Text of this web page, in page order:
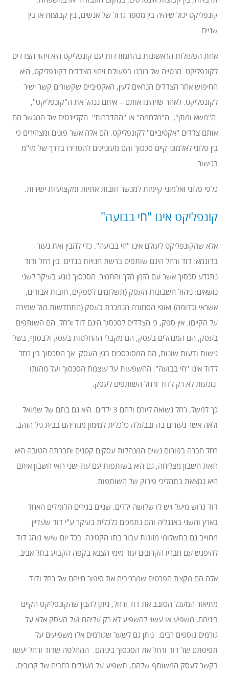
קונפליקט יכול שיהיה בין מספר גדול של אנשים, בין קבוצות או בין
שניים.
אחת הפעולות הראשונות בהתמודדות עם קונפליקט היא זיהוי הצדדים
לקונפליקט. הנטייה של רובנו בפעולת זיהוי הצדדים לקונפליקט, היא
החיפוש אחר הצדדים הנראים לעין, האקטיביים שקשורים קשר ישיר
לקונפליקט. לאחר שזיהינו אותם – איתם ננהל את ה"קונפליקט",
ה"משא ומתן", ה"מלחמה" או "ההדברות". הקליינטים של המגשר הם
אותם צדדים "אקטיביים" לקונפליקט. הם אלה אשר פונים ומצהירים כי
בין פלוני לאלמוני קיים סכסוך והם מעוניינים להסדירו בדרך של מו"מ
בגישור.
כלפי פלוני ואלמוני קיימות למגשר חובות אתיות ומקצועיות ישירות.
קונפליקט אינו "חי בבועה"
אלא שהקונפליקט לעולם אינו "חי בבועה". כדי להבין זאת נעזר
בדוגמא: דוד ורחל הינם שותפים ברשת חנויות בגדים. בין רחל ודוד
נתגלע סכסוך אשר עם הזמן הלך והחמיר. הסכסוך נוגע בעיקר לשני
נושאים: ניהול חשבונות העסק (תשלומים לספקים, חובות אבודים,
אשראי וכדומה) ואופי הסחורה הנמכרת בעסק (התחדשות מול שמירה
על הקיים). אין ספק, כי הצדדים לסכסוך הינם דוד ורחל. הם השותפים
בעסק, הם המנהלים בעסק, הם מקבלי ההחלטות בעסק ולבסוף, בשל
גישות ודעות שונות, הם המסוכסכים בגין העסק. אך הסכסוך בין רחל
לדוד אינו "חי בבועה". ההשפעות על עוצמת הסכסוך ועל מהותו
נוגעות לא רק לדוד ורחל השותפים לעסק.
כך למשל, רחל נשואה ליורם ולהם 3 ילדים. היא גם בתם של שמואל
ולאה אשר נעזרים בה ובבעלה כלכלית למימון מגוריהם בבית גיל הזהב.
רחל חברה בפורום נשים המנהלות עסקים קטנים וחברתה הטובה היא
רואת חשבון מצליחה, גם היא בשותפות עם עוד שני רואי חשבון איתם
היא נמצאת בתהליכי פירוק של השותפות.
דוד גרוש מיעל ויש לו שלושה ילדים. שניים בגירים הלומדים האחד
בארץ והשני באנגליה והם נתמכים כלכלית בעיקר ע"י דוד שעדיין
מחוייב גם בתשלומי מזונות עבור בתו הקטינה. בכל יום שישי נוהג דוד
להיפגש עם חבריו הקרובים עוד מימי הצבא בקפה הקבוע בתל אביב.
אלה הם מקצת הפרטים שמרכיבים את סיפור חייהם של רחל ודוד.
מתיאור המעגל הסובב את דוד ורחל, ניתן להבין שהקונפליקט הקיים
ביניהם, משפיע או עשוי להשפיע לא רק עליהם ועל העסק אלא על
גורמים נוספים רבים. ניתן גם לשער שגורמים אלו משפיעים על
תפיסתם של דוד ורחל את הסכסוך ביניהם. ההחלטה שדוד ורחל יעשו
בקשר לעסק המשותף שלהם, תשפיע על מעגלים רחבים של קרובים,